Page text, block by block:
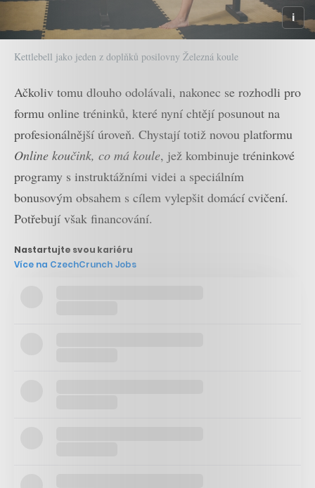
Kettlebell jako jeden z doplňků posilovny Železná koule
Ačkoliv tomu dlouho odolávali, nakonec se rozhodli pro
formu online tréninků, které nyní chtějí posunout na
profesionálnější úroveň. Chystají totiž novou platformu
Online koučink, co má koule, jež kombinuje tréninkové
programy s instruktážními videi a speciálním
bonusovým obsahem s cílem vylepšit domácí cvičení.
Potřebují však financování.
Nastartujte svou kariéru
Více na CzechCrunch Jobs